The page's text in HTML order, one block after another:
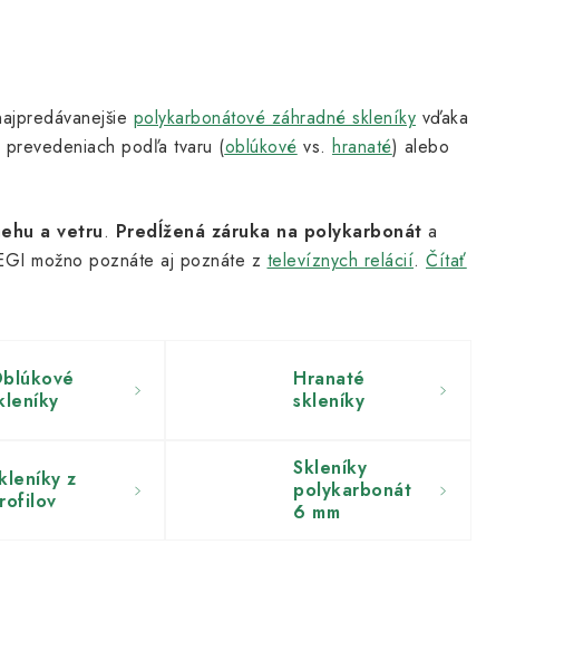
polykarbonátové záhradné skleníky vďaka
prevedeniach podľa tvaru (oblúkové vs. hranaté) alebo
a vetru. Predĺžená záruka na polykarbonát a
možno poznáte aj poznáte z televíznych relácií. Čítať
Hranaté
skleníky
z
Skleníky
polykarbonát
6 mm